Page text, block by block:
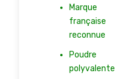
Marque
française
reconnue
Poudre
polyvalente